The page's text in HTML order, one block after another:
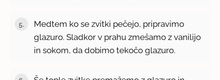
Medtem ko se zvitki pečejo, pripravimo
glazuro. Sladkor v prahu zmešamo z vanilijo
in sokom, da dobimo tekočo glazuro.